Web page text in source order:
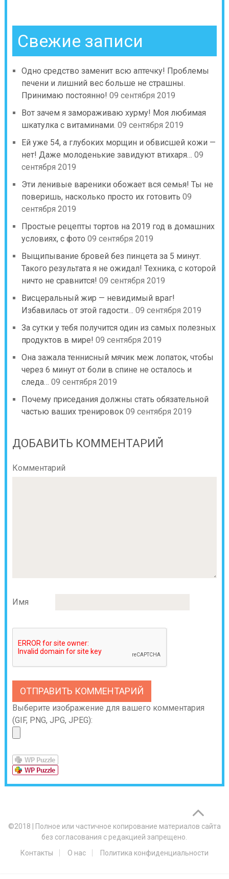
Свежие записи
Одно средство заменит всю аптечку! Проблемы
печени и лишний вес больше не страшны.
Принимаю постоянно! 09 сентября 2019
Вот зачем я замораживаю хурму! Моя любимая
шкатулка с витаминами. 09 сентября 2019
Ей уже 54, а глубоких морщин и обвисшей кожи —
нет! Даже молоденькие завидуют втихаря… 09
сентября 2019
Эти ленивые вареники обожает вся семья! Ты не
поверишь, насколько просто их готовить 09
сентября 2019
Простые рецепты тортов на 2019 год в домашних
условиях, с фото 09 сентября 2019
Выщипывание бровей без пинцета за 5 минут.
Такого результата я не ожидал! Техника, с которой
ничто не сравнится! 09 сентября 2019
Висцеральный жир — невидимый враг!
Избавилась от этой гадости… 09 сентября 2019
За сутки у тебя получится один из самых полезных
продуктов в мире! 09 сентября 2019
Она зажала теннисный мячик меж лопаток, чтобы
через 6 минут от боли в спине не осталось и
следа… 09 сентября 2019
Почему приседания должны стать обязательной
частью ваших тренировок 09 сентября 2019
ДОБАВИТЬ КОММЕНТАРИЙ
Комментарий
Имя
Выберите изображение для вашего комментария
(GIF, PNG, JPG, JPEG):
©2018
Полное или частичное копирование материалов сайта
без согласования с редакцией запрещено.
Контакты
О нас Политика конфиденциальности